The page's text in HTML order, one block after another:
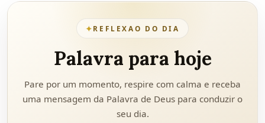
✦REFLEXAO DO DIA
Palavra para hoje
Pare por um momento, respire com calma e receba
uma mensagem da Palavra de Deus para conduzir o
seu dia.